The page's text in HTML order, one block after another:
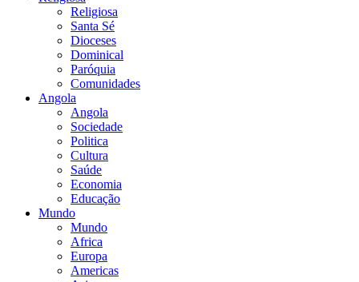
Religiosa
Santa Sé
Dioceses
Dominical
Paróquia
Comunidades
Angola
Angola
Sociedade
Politica
Cultura
Saúde
Economia
Educação
Mundo
Mundo
Africa
Europa
Americas